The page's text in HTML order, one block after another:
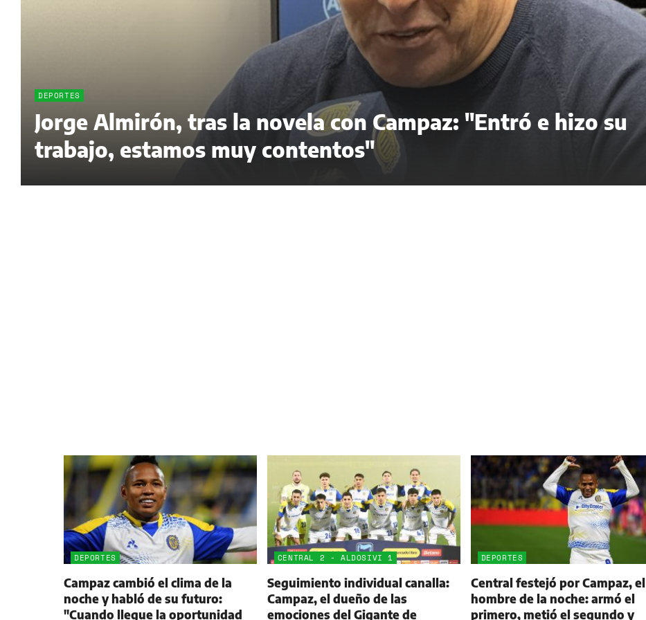
DEPORTES
Jorge Almirón, tras la novela con Campaz: "Entró e hizo su
trabajo, estamos muy contentos"
DEPORTES
Campaz cambió el clima de la
noche y habló de su futuro:
"Cuando llegue la oportunidad
CENTRAL 2 - ALDOSIVI 1
Seguimiento individual canalla:
Campaz, el dueño de las
emociones del Gigante de
DEPORTES
Central festejó por Campaz, el
hombre de la noche: armó el
primero, metió el segundo y